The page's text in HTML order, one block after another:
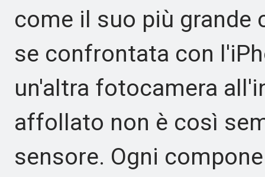
come il suo più grande
se confrontata con
un'altra fotocamera
affollato non è così
sensore. Ogni